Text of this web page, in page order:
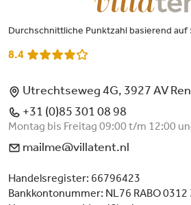
Durchschnittliche Punktzahl basierend
8.4
Utrechtseweg 4G, 3927 AV
+31 (0)85 301 08 98
Montag bis Freitag 09:00 t/m 12:00
mailme@villatent.nl
Handelsregister: 66796423
Bankkontonummer: NL76 RABO 0312